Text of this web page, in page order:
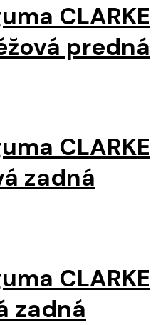
CLARKE
predná
CLARKE
zadná
CLARKE
zadná